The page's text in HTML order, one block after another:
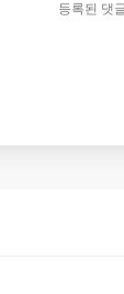
등록된 댓